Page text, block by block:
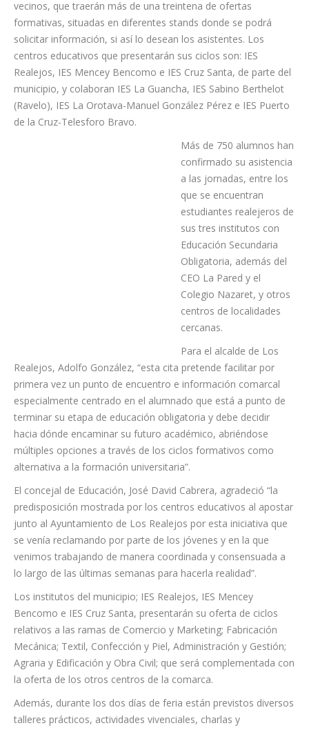
Está previsto que participen siete centros de formación
profesional, tres de Los Realejos y otros cuatro de municipios
vecinos, que traerán más de una treintena de ofertas
formativas, situadas en diferentes stands donde se podrá
solicitar información, si así lo desean los asistentes. Los
centros educativos que presentarán sus ciclos son: IES
Realejos, IES Mencey Bencomo e IES Cruz Santa, de parte del
municipio, y colaboran IES La Guancha, IES Sabino Berthelot
(Ravelo), IES La Orotava-Manuel González Pérez e IES Puerto
Más de 750 alumnos han
confirmado su asistencia
a las jornadas, entre los
que se encuentran
estudiantes realejeros de
sus tres institutos con
Educación Secundaria
Obligatoria, además del
CEO La Pared y el
Colegio Nazaret, y otros
centros de localidades
cercanas.
Para el alcalde de Los
Realejos, Adolfo González, “esta cita pretende facilitar por
primera vez un punto de encuentro e información comarcal
especialmente centrado en el alumnado que está a punto de
terminar su etapa de educación obligatoria y debe decidir
hacia dónde encaminar su futuro académico, abriéndose
múltiples opciones a través de los ciclos formativos como
alternativa a la formación universitaria”.
El concejal de Educación, José David Cabrera, agradeció “la
predisposición mostrada por los centros educativos al apostar
junto al Ayuntamiento de Los Realejos por esta iniciativa que
se venía reclamando por parte de los jóvenes y en la que
venimos trabajando de manera coordinada y consensuada a
lo largo de las últimas semanas para hacerla realidad”.
Los institutos del municipio; IES Realejos, IES Mencey
Bencomo e IES Cruz Santa, presentarán su oferta de ciclos
relativos a las ramas de Comercio y Marketing; Fabricación
Mecánica; Textil, Confección y Piel, Administración y Gestión;
Agraria y Edificación y Obra Civil; que será complementada con
la oferta de los otros centros de la comarca.